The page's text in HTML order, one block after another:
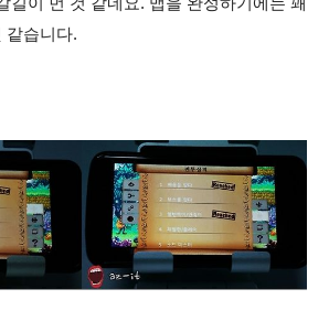
길이 먼 것 같네요. 맵을 완성하기에는 꽤
같습니다.